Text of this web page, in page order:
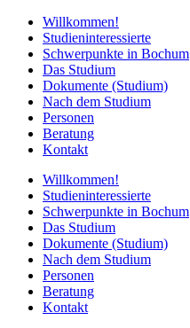
Willkommen!
Studieninteressierte
Schwerpunkte in Bochum
Das Studium
Dokumente (Studium)
Nach dem Studium
Personen
Beratung
Kontakt
Willkommen!
Studieninteressierte
Schwerpunkte in Bochum
Das Studium
Dokumente (Studium)
Nach dem Studium
Personen
Beratung
Kontakt